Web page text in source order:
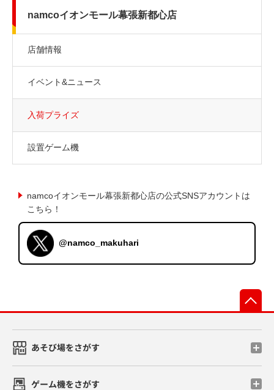
namcoイオンモール幕張新都心店
店舗情報
イベント&ニュース
入荷プライズ
設置ゲーム機
namcoイオンモール幕張新都心店の公式SNSアカウントは
こちら！
@namco_makuhari
あそび場をさがす
ゲーム機をさがす